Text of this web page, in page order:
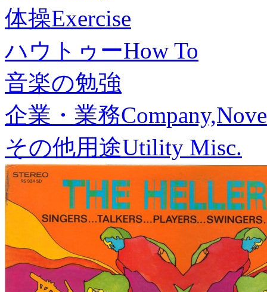
体操Exercise
ハウトゥーHow To
音楽の勉強
企業・業務
その他用途Utility Misc.